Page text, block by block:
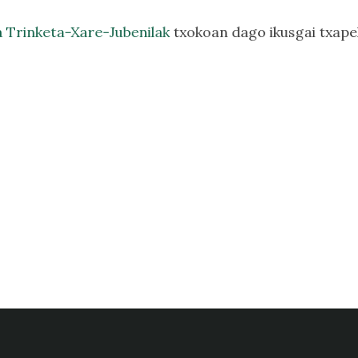
Xare-Jubenilaktxokoan dago ikusgai